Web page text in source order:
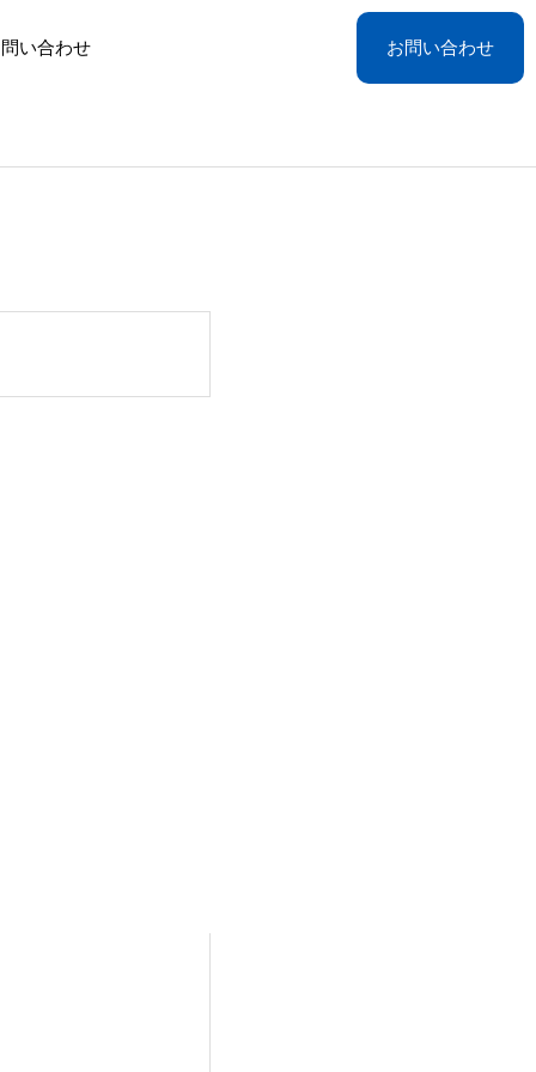
い合わせ お問い合わせ